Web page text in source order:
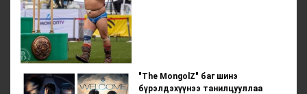
"The MongolZ" баг шинэ
бүрэлдэхүүнээ танилцууллаа